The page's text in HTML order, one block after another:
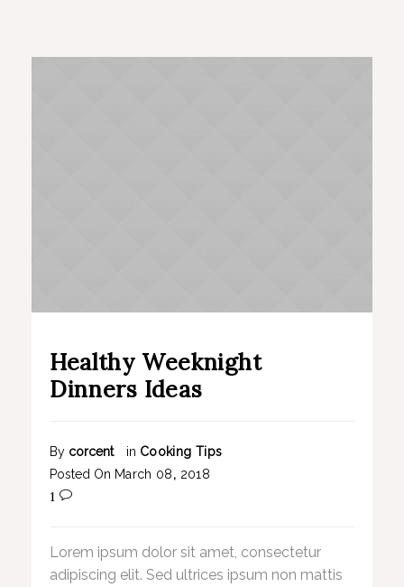
Healthy Weeknight
Dinners Ideas
By corcent in Cooking Tips
Posted On March 08, 2018
1
Lorem ipsum dolor sit amet, consectetur
adipiscing elit. Sed ultrices ipsum non mattis